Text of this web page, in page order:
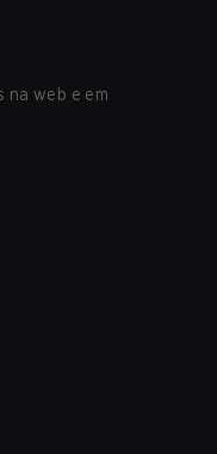
na web e em